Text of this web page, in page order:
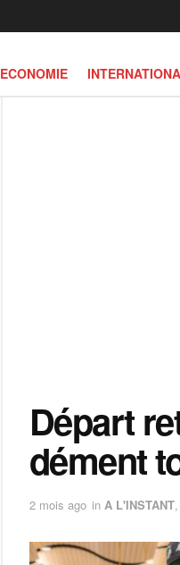
ECONOMIE
Départ
dément
2 mois ago in A L'INSTANT,